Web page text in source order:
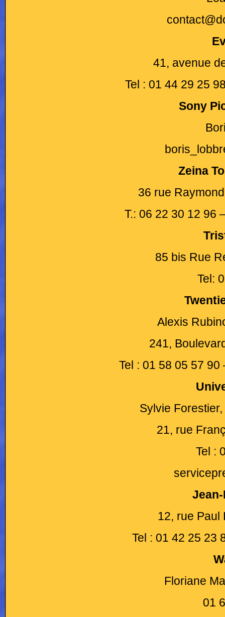
41, avenue
Tel : 01 44 29 25
Sony
Zeina
36 rue
T.: 06 22 30 12 96
85 bis Rue
Tel:
Alexis
241,
Tel : 01 58 05 57
Sylvie
21, rue
Tel :
12, rue Paul
Tel : 01 42 25 23
Floriane
01